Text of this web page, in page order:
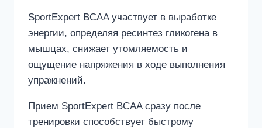
SportExpert BCAA участвует в выработке
энергии, определяя ресинтез гликогена в
мышцах, снижает утомляемость и
ощущение напряжения в ходе выполнения
упражнений.
Прием SportExpert BCAA сразу после
тренировки способствует быстрому